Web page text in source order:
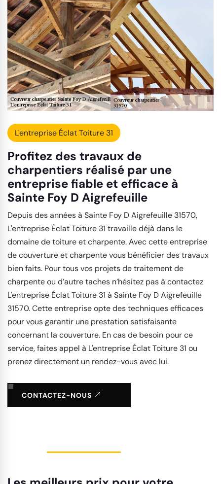
L'entreprise Éclat Toiture 31
Profitez des travaux de
charpentiers réalisé par une
entreprise fiable et efficace à
Sainte Foy D Aigrefeuille
Depuis des années à Sainte Foy D Aigrefeuille 31570,
L'entreprise Éclat Toiture 31 travaille déjà dans le
domaine de toiture et charpente. Avec cette entreprise
de couverture et charpente vous bénéficier des travaux
bien faits. Pour tous vos projets de traitement de
charpente ou d’autre taches n’hésitez pas à contactez
L'entreprise Éclat Toiture 31 à Sainte Foy D Aigrefeuille
31570. Cette entreprise opte des techniques efficaces
pour vous garantir une prestation satisfaisante
concernant la couverture. En cas de besoin pour ce
service, faites appel à L'entreprise Éclat Toiture 31 ou
prenez directement un rendez-vous avec lui.
CONTACTEZ-NOUS